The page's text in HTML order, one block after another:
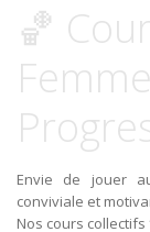
🏀
Envie de jouer
conviviale et
Nos cours collectifs